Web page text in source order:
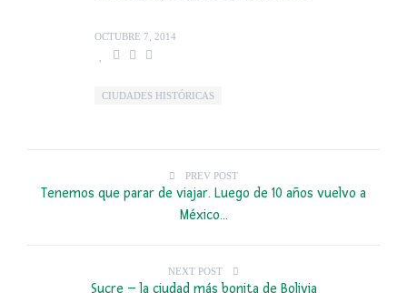
OCTUBRE 7, 2014
CIUDADES HISTÓRICAS
PREV POST
Tenemos que parar de viajar. Luego de 10 años vuelvo a
México...
NEXT POST
Sucre – la ciudad más bonita de Bolivia